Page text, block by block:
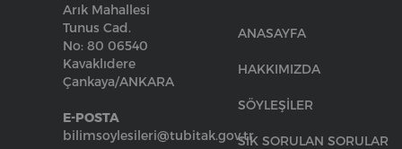
Arık Mahallesi
Tunus Cad.
No: 80 06540
Kavaklıdere
Çankaya/ANKARA
E-POSTA
bilimsoylesileri@tubitak.gov.tr
ANASAYFA
HAKKIMIZDA
SÖYLEŞİLER
SIK SORULAN SORULAR